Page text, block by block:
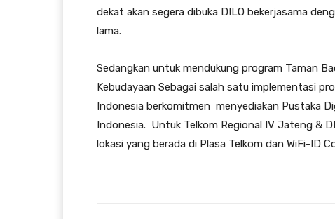
dekat akan segera dibuka DILO bekerjasama
lama.
Sedangkan untuk mendukung program Taman
Kebudayaan Sebagai salah satu implementasi
Indonesia berkomitmen menyediakan Pustaka
Indonesia. Untuk Telkom Regional IV Jateng &
lokasi yang berada di Plasa Telkom dan WiFi-ID